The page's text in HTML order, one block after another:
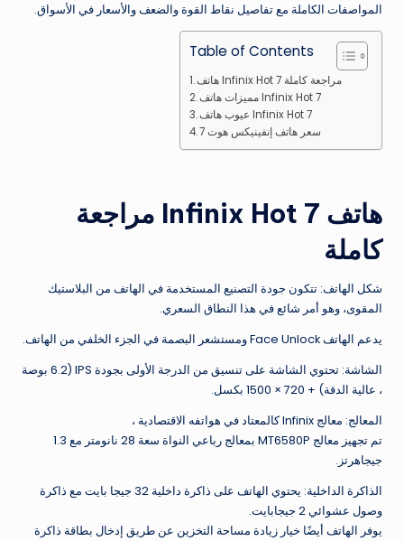
المواصفات الكاملة مع تفاصيل نقاط القوة والضعف والأسعار في الأسواق.
Table of Contents
هاتف Infinix Hot 7 مراجعة كاملة
مميزات هاتف Infinix Hot 7
عيوب هاتف Infinix Hot 7
سعر هاتف إنفينيكس هوت 7
هاتف Infinix Hot 7 مراجعة
كاملة
شكل الهاتف: تتكون جودة التصنيع المستخدمة في الهاتف من البلاستيك
المقوى، وهو أمر شائع في هذا النطاق السعري.
يدعم الهاتف Face Unlock ومستشعر البصمة في الجزء الخلفي من الهاتف.
الشاشة: تحتوي الشاشة على تنسيق من الدرجة الأولى بجودة IPS (6.2 بوصة
، عالية الدقة) + 720 × 1500 بكسل.
المعالج: معالج Infinix كالمعتاد في هواتفه الاقتصادية ،
تم تجهيز معالج MT6580P بمعالج رباعي النواة سعة 28 نانومتر مع 1.3
جيجاهرتز.
الذاكرة الداخلية: يحتوي الهاتف على ذاكرة داخلية 32 جيجا بايت مع ذاكرة
وصول عشوائي 2 جيجابايت.
يوفر الهاتف أيضًا خيار زيادة مساحة التخزين عن طريق إدخال بطاقة ذاكرة